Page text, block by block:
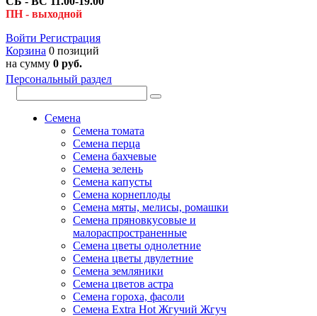
ПН - выходной
Войти Регистрация
Корзина 0 позиций
на сумму 0 руб.
Персональный раздел
Семена
Семена томата
Семена перца
Семена бахчевые
Семена зелень
Семена капусты
Семена корнеплоды
Семена мяты, мелисы, ромашки
Семена пряновкусовые и
малораспространенные
Семена цветы однолетние
Семена цветы двулетние
Семена земляники
Семена цветов астра
Семена гороха, фасоли
Семена Extra Hot Жгучий Жгуч